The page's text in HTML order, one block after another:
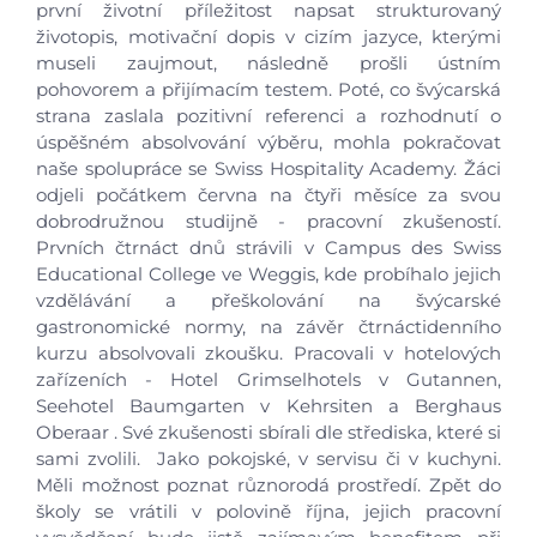
první životní příležitost napsat strukturovaný
životopis, motivační dopis v cizím jazyce, kterými
museli zaujmout, následně prošli ústním
pohovorem a přijímacím testem. Poté, co švýcarská
strana zaslala pozitivní referenci a rozhodnutí o
úspěšném absolvování výběru, mohla pokračovat
naše spolupráce se Swiss Hospitality Academy. Žáci
odjeli počátkem června na čtyři měsíce za svou
dobrodružnou studijně - pracovní zkušeností.
Prvních čtrnáct dnů strávili v Campus des Swiss
Educational College ve Weggis, kde probíhalo jejich
vzdělávání a přeškolování na švýcarské
gastronomické normy, na závěr čtrnáctidenního
kurzu absolvovali zkoušku. Pracovali v hotelových
zařízeních - Hotel Grimselhotels v Gutannen,
Seehotel Baumgarten v Kehrsiten a Berghaus
Oberaar . Své zkušenosti sbírali dle střediska, které si
sami zvolili. Jako pokojské, v servisu či v kuchyni.
Měli možnost poznat různorodá prostředí. Zpět do
školy se vrátili v polovině října, jejich pracovní